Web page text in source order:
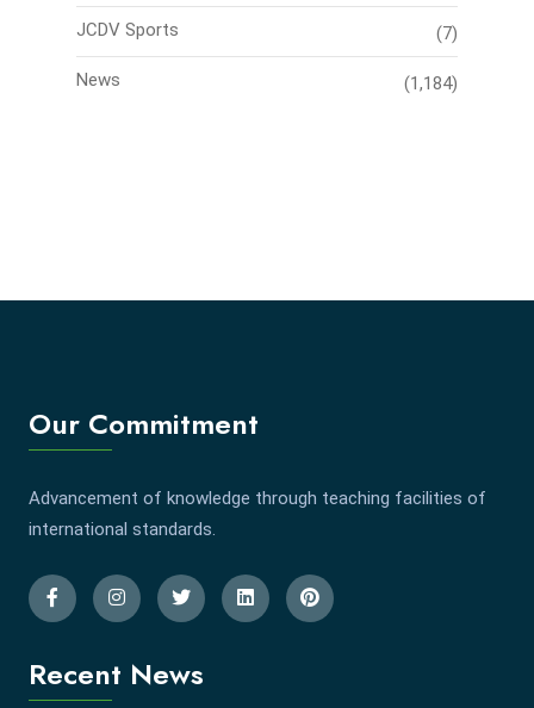
JCDV Sports (7)
News (1,184)
Our Commitment
Advancement of knowledge through teaching facilities of
international standards.
Recent News